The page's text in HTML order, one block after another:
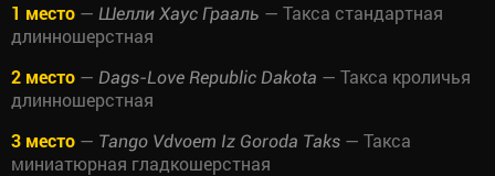
1 место — Шелли Хаус Грааль — Такса стандартная
длинношерстная
2 место — Dags-Love Republic Dakota — Такса кроличья
длинношерстная
3 место — Tango Vdvoem Iz Goroda Taks — Такса
миниатюрная гладкошерстная